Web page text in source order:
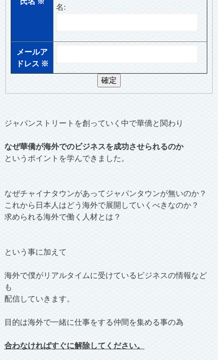
名:
メールア
ドレス ※
ジャパンストリートを創っていく中で華僑と関わり
なぜ華僑が海外でのビジネスを成功させられるのか
というポイントを学んできました。
なぜチャイナタウンがあってジャパンタウンが無いのか？
これから日本人はどう海外で展開していくべきなのか？
求められる海外で働く人材とは？
という事に加えて
海外で僕がリアルタイムに受けているビジネスの情報など
も
配信していきます。
目的は海外で一緒に仕事をする仲間を集める事の為
合わなければすぐに解除してください。